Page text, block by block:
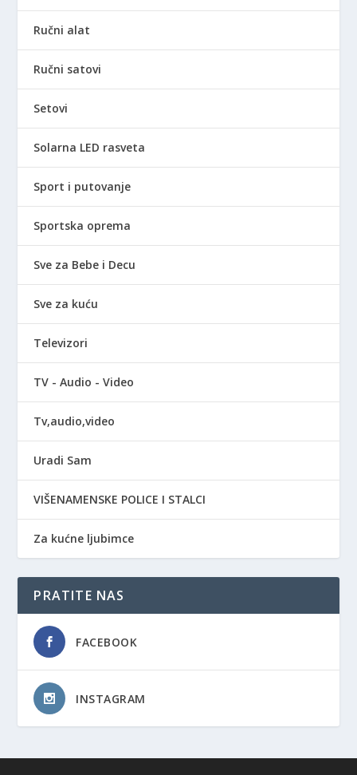
Ručni alat
Ručni satovi
Setovi
Solarna LED rasveta
Sport i putovanje
Sportska oprema
Sve za Bebe i Decu
Sve za kuću
Televizori
TV - Audio - Video
Tv,audio,video
Uradi Sam
VIŠENAMENSKE POLICE I STALCI
Za kućne ljubimce
PRATITE NAS
FACEBOOK
INSTAGRAM